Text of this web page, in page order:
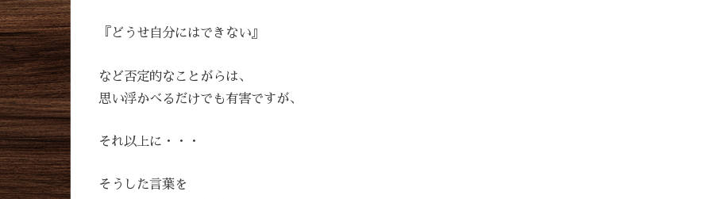
『どうせ自分にはできない』
など否定的なことがらは、
思い浮かべるだけでも有害ですが、
それ以上に・・・
そうした言葉を